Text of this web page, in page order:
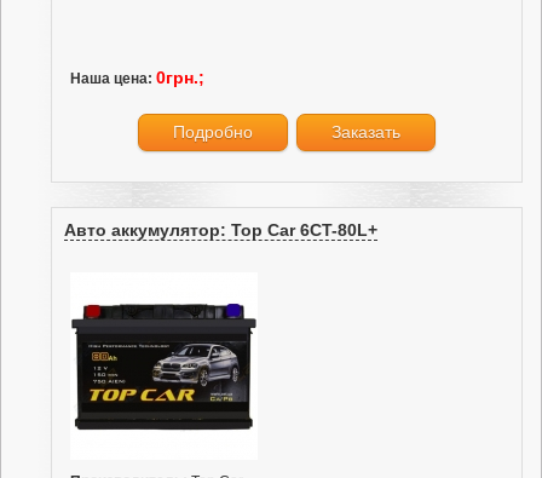
Наша цена: 0грн.;
Подробно Заказать
Авто аккумулятор: Top Car 6CT-80L+